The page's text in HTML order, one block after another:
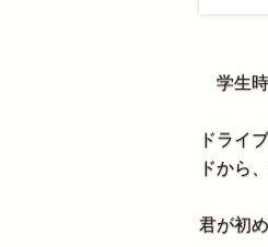
学生時
ドライ
ドから
君が初